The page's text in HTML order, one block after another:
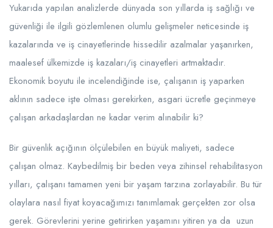
Yukarıda yapılan analizlerde dünyada son yıllarda iş sağlığı ve
güvenliği ile ilgili gözlemlenen olumlu gelişmeler neticesinde iş
kazalarında ve iş cinayetlerinde hissedilir azalmalar yaşanırken,
maalesef ülkemizde iş kazaları/iş cinayetleri artmaktadır.
Ekonomik boyutu ile incelendiğinde ise, çalışanın iş yaparken
aklının sadece işte olması gerekirken, asgari ücretle geçinmeye
çalışan arkadaşlardan ne kadar verim alınabilir ki?
Bir güvenlik açığının ölçülebilen en büyük maliyeti, sadece
çalışan olmaz. Kaybedilmiş bir beden veya zihinsel rehabilitasyon
yılları, çalışanı tamamen yeni bir yaşam tarzına zorlayabilir. Bu tür
olaylara nasıl fiyat koyacağımızı tanımlamak gerçekten zor olsa
gerek. Görevlerini yerine getirirken yaşamını yitiren ya da uzun